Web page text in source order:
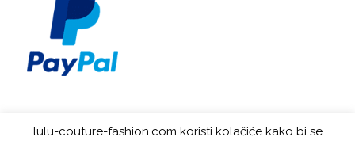
lulu-couture-fashion.com koristi kolačiće kako bi se